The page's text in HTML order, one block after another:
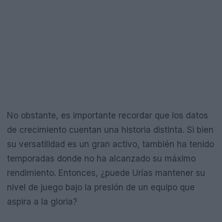
No obstante, es importante recordar que los datos
de crecimiento cuentan una historia distinta. Si bien
su versatilidad es un gran activo, también ha tenido
temporadas donde no ha alcanzado su máximo
rendimiento. Entonces, ¿puede Urías mantener su
nivel de juego bajo la presión de un equipo que
aspira a la gloria?